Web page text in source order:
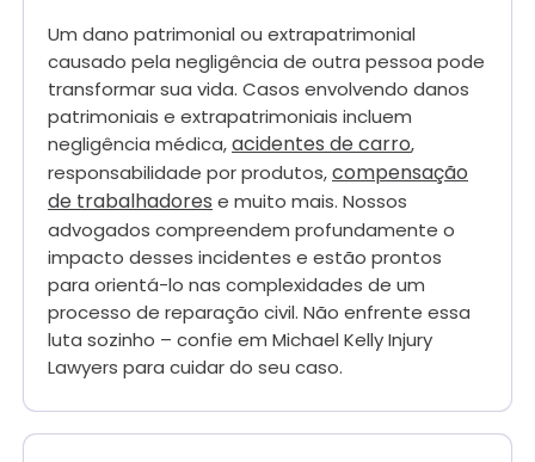
Um dano patrimonial ou extrapatrimonial
causado pela negligência de outra pessoa pode
transformar sua vida. Casos envolvendo danos
patrimoniais e extrapatrimoniais incluem
negligência médica,acidentes de carro,
responsabilidade por produtos,compensação
de trabalhadores e muito mais. Nossos
advogados compreendem profundamente o
impacto desses incidentes e estão prontos
para orientá-lo nas complexidades de um
processo de reparação civil. Não enfrente essa
luta sozinho – confie em Michael Kelly Injury
Lawyers para cuidar do seu caso.